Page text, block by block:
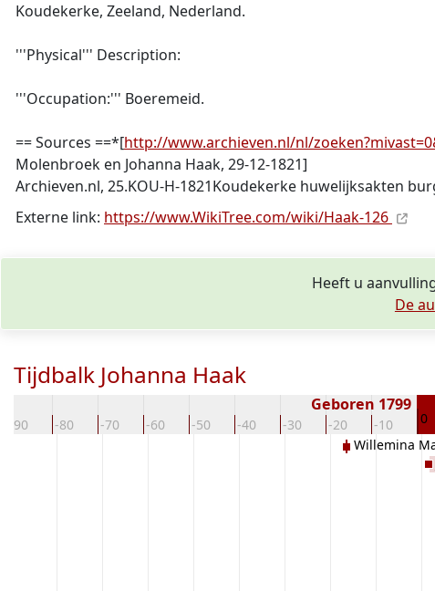
Koudekerke, Zeeland, Nederland.
'''Physical''' Description:
'''Occupation:''' Boeremeid.
== Sources ==*[http://www.archieven.nl/nl/
Molenbroek en Johanna Haak, 29-12-1821]
Archieven.nl, 25.KOU-H-1821Koudekerke huwelijksakten
Externe link: https://www.WikiTree.com/wiki/Haak-126
Heeft u
De
Tijdbalk Johanna Haak
-90 -80 -70 -60 -50 -40 -30 -20 -10 0
Geboren 1799
Willemina